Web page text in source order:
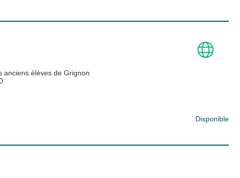
anciens élèves de Grignon
Disponible